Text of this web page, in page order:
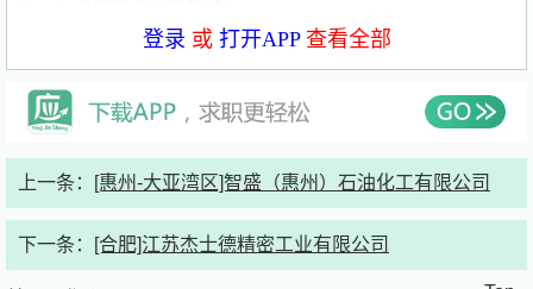
5、 包工作餐。
7、 有生日、节日、季度购物卡发放。
8、 年度免费体检1次。
10、 带薪年假。
公司类型:民营公司
登录 或 打开APP查看全部
上一条： [惠州-大亚湾区]智盛（惠州）石油化工有限公司
下一条： [合肥]江苏杰士德精密工业有限公司